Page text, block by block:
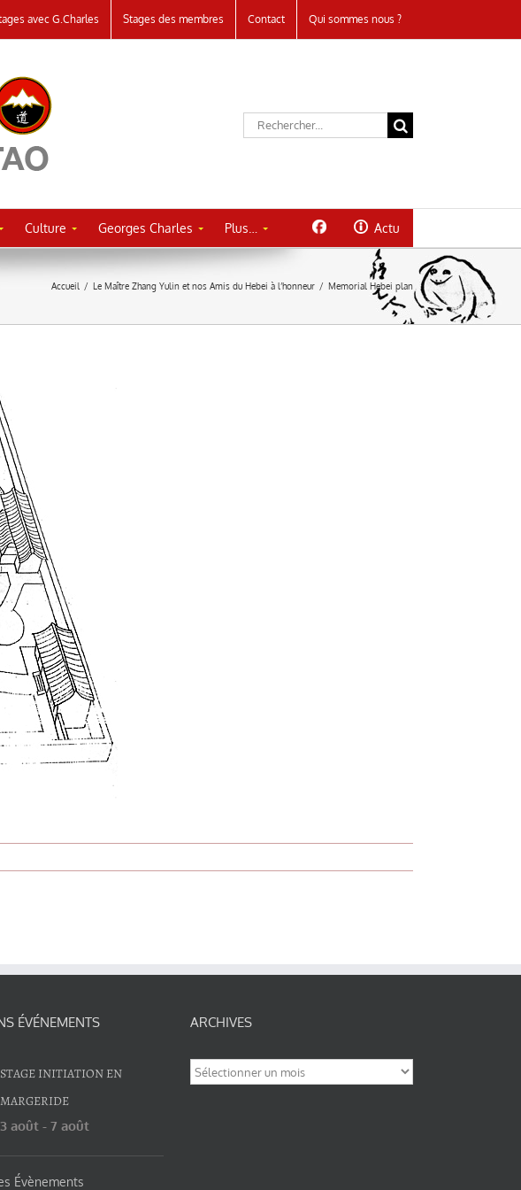
avec G.Charles Stages des membres Contact Qui sommes nous ?
Rechercher:
Culture Georges Charles Plus… Actu
Accueil / Le Maître Zhang Yulin et nos Amis du Hebei à l’honneur / Memorial Hebei plan
ÉVÉNEMENTS
STAGE INITIATION EN
MARGERIDE
3 août -7 août
Évènements
ARCHIVES
Archives